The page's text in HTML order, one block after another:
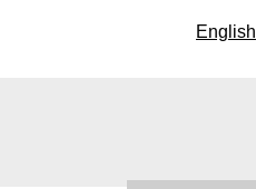
English